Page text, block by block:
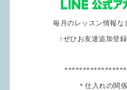
毎月のレッスン情報な
↑ぜひお友達追加登
＊仕入れの関係